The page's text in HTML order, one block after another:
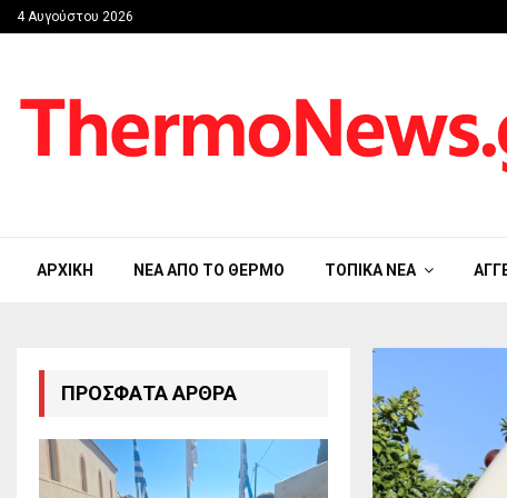
4 Αυγούστου 2026
ΑΡΧΙΚΉ ΝΈΑ ΑΠΟ ΤΟ ΘΈΡΜΟ ΤΟΠΙΚΆ ΝΈΑ
ΠΡΌΣΦΑΤΑ ΆΡΘΡΑ